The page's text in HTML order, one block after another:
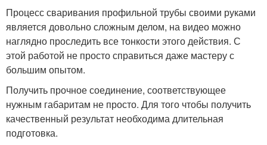
Процесс сваривания профильной трубы своими руками
является довольно сложным делом, на видео можно
наглядно проследить все тонкости этого действия. С
этой работой не просто справиться даже мастеру с
большим опытом.
Получить прочное соединение, соответствующее
нужным габаритам не просто. Для того чтобы получить
качественный результат необходима длительная
подготовка.